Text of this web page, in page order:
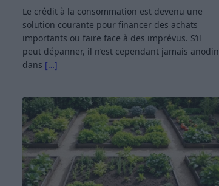
Le crédit à la consommation est devenu une
solution courante pour financer des achats
importants ou faire face à des imprévus. S’il
peut dépanner, il n’est cependant jamais anodin
dans […]